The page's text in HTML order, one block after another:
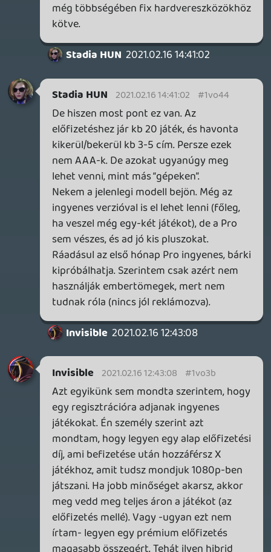
Warhawk 2021.02.14 17:48:19
Warhawk 2021.02.14 17:48:19 #1vnu8
Várjunk, ti most komolyan azt
amiket _mindenhol_ máshol súlyos
tízezrekért kell megvenni, itt legyen
ingyenes, mert... nem tudom miért.
Ez az üzleti modell nagyjából öt percig
lenne életképes, legalábbis egy tucatnyi
indie cucc esetében, mert nyilván a nagy
kiadók röhögve menekülnének innen.
Szvsz pont a jelenlegi üzleti modellel nincs
nagy probléma, egyszerűen csak valamiért
mintha titokban tartanák, hogy létezik ez
a cucc. Ott kellene minden youtube let's
play videó mellett lennie egy "get it on
stadia" gombnak a vonatkozó játékoknál,
be kellene üzemelni a megjelenés előtt
ígért fícsöröket, bővíteni kellene ezerrel a
könyvtárat és ilyenek. Szvsz full tud
működni egy ilyen nem tradicionális üzleti
modell, csak tartalmat kell mögé pakolni.
Invisible 2021.02.14 15:27:40 #1vnty
Valahogy én is hasonlóan látom. Bár
hogy hogyan lehetne a kecskét is
megetetni, meg a káposztát is megtartani.
Én pl el tudnék képzelni egy olyan
rendszert, hogy a mostani ingyenes
szolgáltatást megszűntetnék. Lenne egy
alap előfizetés, amihez ki kéne csengetni X
összeget havonta, de gamepass szerűen
elérhetőek lennének a játékok, de csak
1080p-ben.
Ha 4k-ban akarsz játszani, akkor meg
fizesd ki a teljes játék árat is.
Persze nem tudom mennyire működne ez.
Necroman Mk2 2021.02.14 12:41:35
Necroman Mk2 2021.02.14 12:42:03 #1vnt6